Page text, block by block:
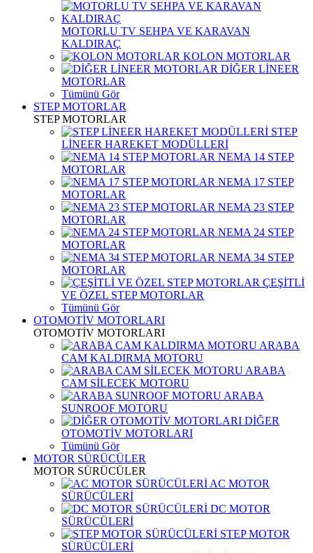
MOTORLU TV SEHPA VE KARAVAN
KALDIRAÇ
KOLON MOTORLAR
DİĞER LİNEER
MOTORLAR
Tümünü Gör
STEP MOTORLAR
STEP MOTORLAR
STEP
LİNEER HAREKET MODÜLLERİ
NEMA 14 STEP
MOTORLAR
NEMA 17 STEP
MOTORLAR
NEMA 23 STEP
MOTORLAR
NEMA 24 STEP
MOTORLAR
NEMA 34 STEP
MOTORLAR
ÇEŞİTLİ
VE ÖZEL STEP MOTORLAR
Tümünü Gör
OTOMOTİV MOTORLARI
OTOMOTİV MOTORLARI
ARABA
CAM KALDIRMA MOTORU
ARABA
CAM SİLECEK MOTORU
ARABA
SUNROOF MOTORU
DİĞER
OTOMOTİV MOTORLARI
Tümünü Gör
MOTOR SÜRÜCÜLER
MOTOR SÜRÜCÜLER
AC MOTOR
SÜRÜCÜLERİ
DC MOTOR
SÜRÜCÜLERİ
STEP MOTOR
SÜRÜCÜLERİ